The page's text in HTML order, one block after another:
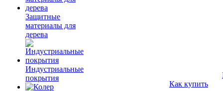
Защитные
материалы для
дерева
Индустриальные
покрытия
Как купить